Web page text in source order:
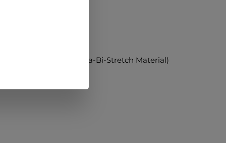
/ 10% Elastan (Lycra-Bi-Stretch Material)